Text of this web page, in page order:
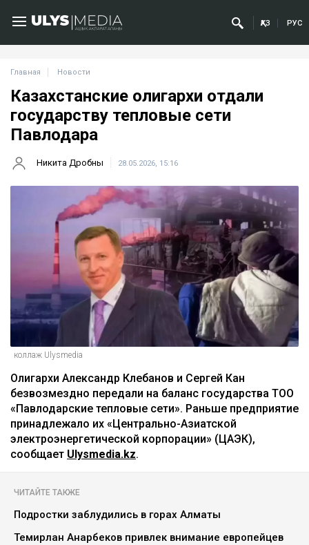
ҚАЗ РУС
Главная Новости
Казахстанские олигархи отдали
государству тепловые сети
Павлодара
Никита Дробны 28.05.2026, 15:16
коллаж Ulysmedia
Олигархи Александр Клебанов и Сергей Кан
безвозмездно передали на баланс государства ТОО
«Павлодарские тепловые сети». Раньше предприятие
принадлежало их «Центрально-Азиатской
электроэнергетической корпорации» (ЦАЭК),
сообщает Ulysmedia.kz.
ЧИТАЙТЕ ТАКЖЕ
Подростки заблудились в горах Алматы
Темирлан Анарбеков привлек внимание европейцев